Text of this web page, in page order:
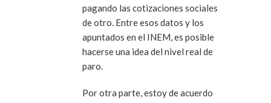
pagando las cotizaciones sociales
de otro. Entre esos datos y los
apuntados en el INEM, es posible
hacerse una idea del nivel real de
paro.
Por otra parte, estoy de acuerdo